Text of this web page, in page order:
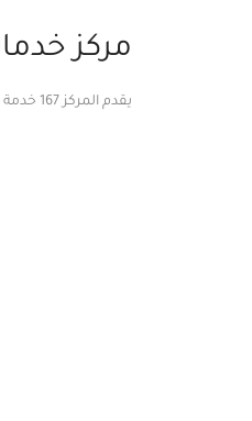
مركز
يقدم المركز 167 خدمة حكومية ضمن 26 مؤسسة :